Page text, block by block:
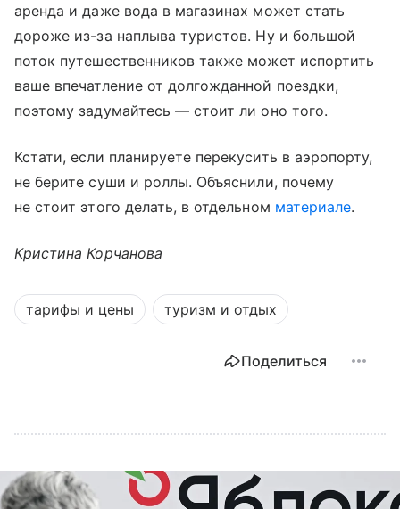
аренда и даже вода в магазинах может стать
дороже из-за наплыва туристов. Ну и большой
поток путешественников также может испортить
ваше впечатление от долгожданной поездки,
поэтому задумайтесь — стоит ли оно того.
Кстати, если планируете перекусить в аэропорту,
не берите суши и роллы. Объяснили, почему
не стоит этого делать, в отдельном материале.
Кристина Корчанова
тарифы и цены туризм и отдых
Поделиться